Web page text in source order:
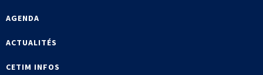
AGENDA
ACTUALITÉS
CETIM INFOS